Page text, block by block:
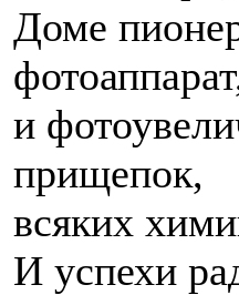
Доме
и
прищепок,
всяких
И успехи